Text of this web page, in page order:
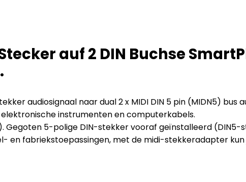
auf 2 DIN Buchse
audiosignaal naar dual 2 x MIDI DIN 5 pin (MIDN5)
instrumenten en computerkabels.
Gegoten 5-polige DIN-stekker vooraf geïnstalleerd
en fabriekstoepassingen, met de midi-stekkeradapter